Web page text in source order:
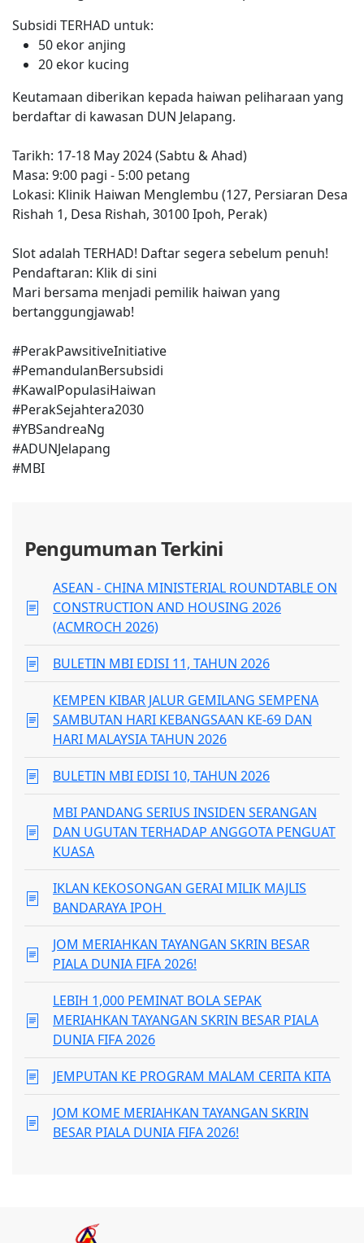
Subsidi TERHAD untuk:
50 ekor anjing
20 ekor kucing
Keutamaan diberikan kepada haiwan peliharaan yang
berdaftar di kawasan DUN Jelapang.
Tarikh: 17-18 May 2024 (Sabtu & Ahad)
Masa: 9:00 pagi - 5:00 petang
Lokasi: Klinik Haiwan Menglembu (127, Persiaran Desa
Rishah 1, Desa Rishah, 30100 Ipoh, Perak)
Slot adalah TERHAD! Daftar segera sebelum penuh!
Pendaftaran: Klik di sini
Mari bersama menjadi pemilik haiwan yang
bertanggungjawab!
#PerakPawsitiveInitiative
#PemandulanBersubsidi
#KawalPopulasiHaiwan
#PerakSejahtera2030
#YBSandreaNg
#ADUNJelapang
#MBI
Pengumuman Terkini
ASEAN - CHINA MINISTERIAL ROUNDTABLE ON
CONSTRUCTION AND HOUSING 2026
(ACMROCH 2026)
BULETIN MBI EDISI 11, TAHUN 2026
KEMPEN KIBAR JALUR GEMILANG SEMPENA
SAMBUTAN HARI KEBANGSAAN KE-69 DAN
HARI MALAYSIA TAHUN 2026
BULETIN MBI EDISI 10, TAHUN 2026
MBI PANDANG SERIUS INSIDEN SERANGAN
DAN UGUTAN TERHADAP ANGGOTA PENGUAT
KUASA
IKLAN KEKOSONGAN GERAI MILIK MAJLIS
BANDARAYA IPOH
JOM MERIAHKAN TAYANGAN SKRIN BESAR
PIALA DUNIA FIFA 2026!
LEBIH 1,000 PEMINAT BOLA SEPAK
MERIAHKAN TAYANGAN SKRIN BESAR PIALA
DUNIA FIFA 2026
JEMPUTAN KE PROGRAM MALAM CERITA KITA
JOM KOME MERIAHKAN TAYANGAN SKRIN
BESAR PIALA DUNIA FIFA 2026!